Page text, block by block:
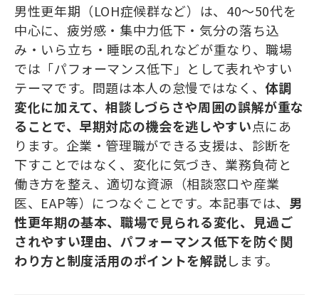
男性更年期（LOH症候群など）は、40〜50代を
中心に、疲労感・集中力低下・気分の落ち込
み・いら立ち・睡眠の乱れなどが重なり、職場
では「パフォーマンス低下」として表れやすい
テーマです。問題は本人の怠慢ではなく、体調
変化に加えて、相談しづらさや周囲の誤解が重な
ることで、早期対応の機会を逃しやすい点にあ
ります。企業・管理職ができる支援は、診断を
下すことではなく、変化に気づき、業務負荷と
働き方を整え、適切な資源（相談窓口や産業
医、EAP等）につなぐことです。本記事では、 男
性更年期の基本、職場で見られる変化、見過ご
されやすい理由、パフォーマンス低下を防ぐ関
わり方と制度活用のポイントを解説します。